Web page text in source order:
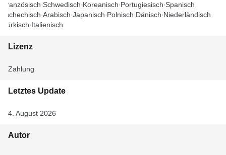
Französisch Schwedisch Koreanisch Portugiesisch Spanisch
Tschechisch Arabisch Japanisch Polnisch Dänisch Niederländisch
Türkisch Italienisch
Lizenz
Zahlung
Letztes Update
4. August 2026
Autor